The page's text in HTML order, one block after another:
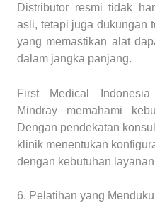
Distributor resmi tidak
asli, tetapi juga dukungan
yang memastikan alat
dalam jangka panjang.
First Medical
Mindray memahami
Dengan pendekatan
klinik menentukan
dengan kebutuhan
6. Pelatihan yang